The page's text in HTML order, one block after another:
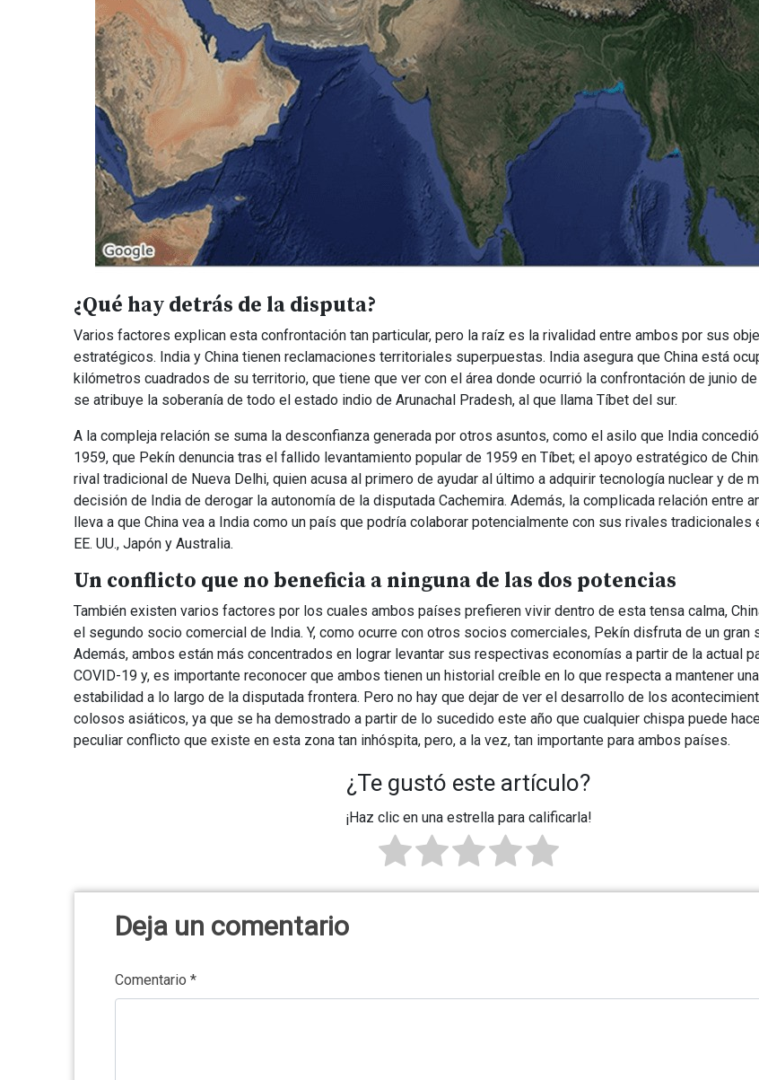
¿Qué hay detrás de la disputa?
Varios factores explican esta confrontación tan particular, pero la raíz es la rivalidad entre ambos por sus
estratégicos. India y China tienen reclamaciones territoriales superpuestas. India asegura que China está
kilómetros cuadrados de su territorio, que tiene que ver con el área donde ocurrió la confrontación de junio de
se atribuye la soberanía de todo el estado indio de Arunachal Pradesh, al que llama Tíbet del sur.
A la compleja relación se suma la desconfianza generada por otros asuntos, como el asilo que India
1959, que Pekín denuncia tras el fallido levantamiento popular de 1959 en Tíbet; el apoyo estratégico de
rival tradicional de Nueva Delhi, quien acusa al primero de ayudar al último a adquirir tecnología nuclear y de
decisión de India de derogar la autonomía de la disputada Cachemira. Además, la complicada relación entre
lleva a que China vea a India como un país que podría colaborar potencialmente con sus rivales tradicionales
EE. UU., Japón y Australia.
Un conflicto que no beneficia a ninguna de las dos potencias
También existen varios factores por los cuales ambos países prefieren vivir dentro de esta tensa calma,
el segundo socio comercial de India. Y, como ocurre con otros socios comerciales, Pekín disfruta de un gran
Además, ambos están más concentrados en lograr levantar sus respectivas economías a partir de la actual
COVID-19 y, es importante reconocer que ambos tienen un historial creíble en lo que respecta a mantener
estabilidad a lo largo de la disputada frontera. Pero no hay que dejar de ver el desarrollo de los
colosos asiáticos, ya que se ha demostrado a partir de lo sucedido este año que cualquier chispa puede
peculiar conflicto que existe en esta zona tan inhóspita, pero, a la vez, tan importante para ambos países.
¿Te gustó este artículo?
¡Haz clic en una estrella para calificarla!
Deja un comentario
Comentario *